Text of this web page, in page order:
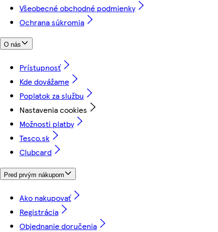
Všeobecné obchodné podmienky
Ochrana súkromia
O nás
Prístupnosť
Kde dovážame
Poplatok za službu
Nastavenia cookies
Možnosti platby
Tesco.sk
Clubcard
Pred prvým nákupom
Ako nakupovať
Registrácia
Objednanie doručenia